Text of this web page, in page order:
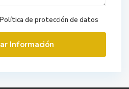
Política de protección de datos